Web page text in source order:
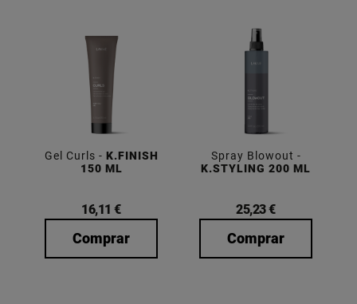
Gel Curls - K.FINISH
150 ML
16,11 €
Comprar
Spray Blowout -
K.STYLING 200 ML
25,23 €
Comprar